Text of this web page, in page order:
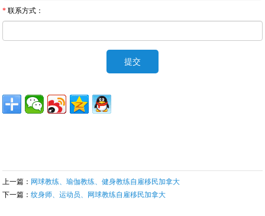
* 联系方式：
上一篇： 网球教练、瑜伽教练、健身教练自雇移民加拿大
下一篇：纹身师、运动员、网球教练自雇移民加拿大